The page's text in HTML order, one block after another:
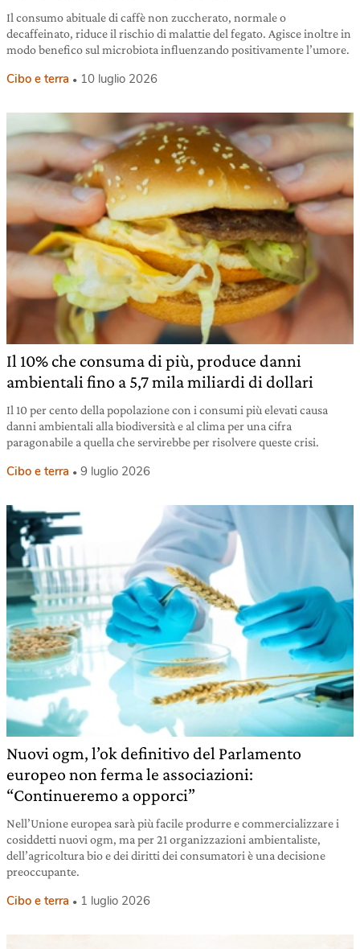
Il consumo abituale di caffè non zuccherato, normale o
decaffeinato, riduce il rischio di malattie del fegato. Agisce inoltre in
modo benefico sul microbiota influenzando positivamente l’umore.
Cibo e terra 10 luglio 2026
Il 10% che consuma di più, produce danni
ambientali fino a 5,7 mila miliardi di dollari
Il 10 per cento della popolazione con i consumi più elevati causa
danni ambientali alla biodiversità e al clima per una cifra
paragonabile a quella che servirebbe per risolvere queste crisi.
Cibo e terra 9 luglio 2026
Nuovi ogm, l’ok definitivo del Parlamento
europeo non ferma le associazioni:
“Continueremo a opporci”
Nell’Unione europea sarà più facile produrre e commercializzare i
cosiddetti nuovi ogm, ma per 21 organizzazioni ambientaliste,
dell’agricoltura bio e dei diritti dei consumatori è una decisione
preoccupante.
Cibo e terra 1 luglio 2026